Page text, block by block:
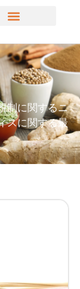
制に関するニ
スに関する最